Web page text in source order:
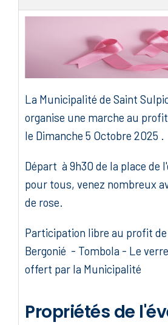
La Municipalité de Saint
organise une marche au
le Dimanche 5 Octobre 2025 .
Départ à 9h30 de la place de
pour tous, venez nombreux
de rose.
Participation libre au profit
Bergonié - Tombola - Le
offert par la Municipalité
Propriétés de